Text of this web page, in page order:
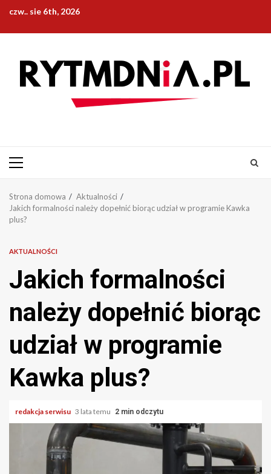
treści
czw.. sie 6th, 2026
Menu
Strona domowa
Aktualności
Jakich formalności należy dopełnić biorąc udział w programie Kawka
plus?
AKTUALNOŚCI
Jakich formalności
należy dopełnić biorąc
udział w programie
Kawka plus?
redakcja serwisu 3 lata temu 2 min odczytu